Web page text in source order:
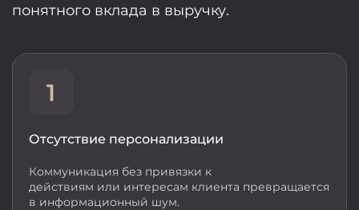
понятного вклада в выручку.
Отсутствие персонализации
Коммуникация без привязки к
действиям или интересам клиента превращается
в информационный шум.